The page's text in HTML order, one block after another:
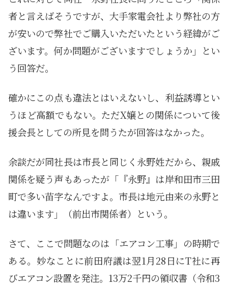
者と言えばそうですが、大手家電会社より弊社の方
が安いので弊社でご購入いただいたという経緯がご
ざいます。何か問題がございますでしょうか」とい
う回答だ。
確かにこの点も違法とはいえないし、利益誘導とい
うほど高額でもない。ただX嬢との関係について後
援会長としての所見を問うたが回答はなかった。
余談だが同社長は市長と同じく永野姓だから、親戚
関係を疑う声もあったが「『永野』は岸和田市三田
町で多い苗字なんですよ。市長は地元由来の永野と
は違います」（前出市関係者）という。
さて、ここで問題なのは「エアコン工事」の時期で
ある。妙なことに前田府議は翌1月28日にT社に再
びエアコン設置を発注。13万2千円の領収書（令和3